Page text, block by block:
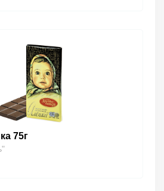
75г